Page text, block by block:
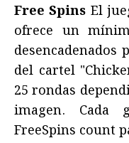
Free Spins El
ofrece un
del cartel
25 rondas
imagen. Cada
FreeSpins count